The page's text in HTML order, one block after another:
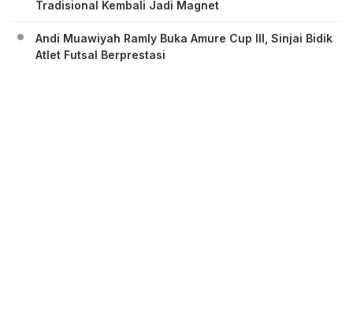
Tradisional Kembali Jadi Magnet
Andi Muawiyah Ramly Buka Amure Cup III, Sinjai Bidik
Atlet Futsal Berprestasi